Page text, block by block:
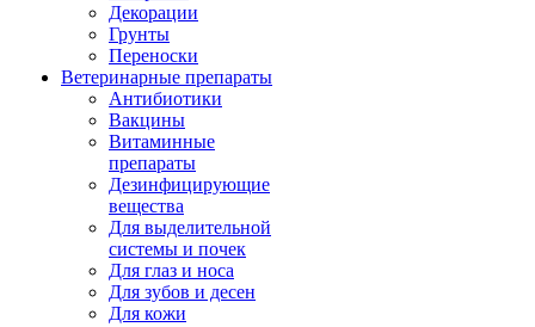
Декорации
Грунты
Переноски
Ветеринарные препараты
Антибиотики
Вакцины
Витаминные
препараты
Дезинфицирующие
вещества
Для выделительной
системы и почек
Для глаз и носа
Для зубов и десен
Для кожи